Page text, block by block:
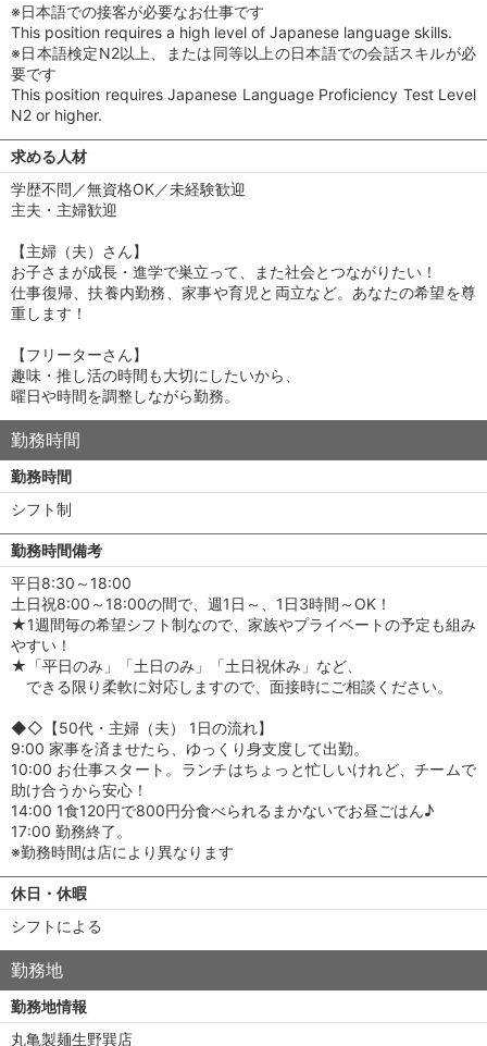
※日本語での接客が必要なお仕事です
This position requires a high level of Japanese language skills.
※日本語検定N2以上、または同等以上の日本語での会話スキルが必
要です
This position requires Japanese Language Proficiency Test Level
N2 or higher.
求める人材
学歴不問／無資格OK／未経験歓迎
主夫・主婦歓迎
【主婦（夫）さん】
お子さまが成長・進学で巣立って、また社会とつながりたい！
仕事復帰、扶養内勤務、家事や育児と両立など。あなたの希望を尊
重します！
【フリーターさん】
趣味・推し活の時間も大切にしたいから、
曜日や時間を調整しながら勤務。
勤務時間
勤務時間
シフト制
勤務時間備考
平日8:30～18:00
土日祝8:00～18:00の間で、週1日～、1日3時間～OK！
★1週間毎の希望シフト制なので、家族やプライベートの予定も組み
やすい！
★「平日のみ」「土日のみ」「土日祝休み」など、
できる限り柔軟に対応しますので、面接時にご相談ください。
◆◇【50代・主婦（夫） 1日の流れ】
9:00 家事を済ませたら、ゆっくり身支度して出勤。
10:00 お仕事スタート。ランチはちょっと忙しいけれど、チームで
助け合うから安心！
14:00 1食120円で800円分食べられるまかないでお昼ごはん♪
17:00 勤務終了。
※勤務時間は店により異なります
休日・休暇
シフトによる
勤務地
勤務地情報
丸亀製麺生野巽店